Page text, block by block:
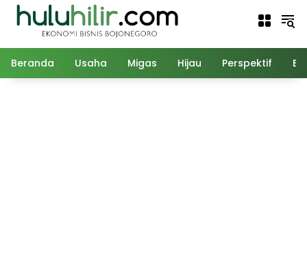
Langsung
Beranda Usaha Migas Hijau Perspektif